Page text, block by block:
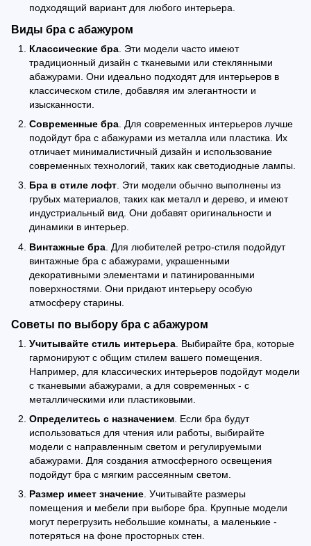
подходящий вариант для любого интерьера.
Виды бра с абажуром
Классические бра . Эти модели часто имеют
традиционный дизайн с тканевыми или стеклянными
абажурами. Они идеально подходят для интерьеров в
классическом стиле, добавляя им элегантности и
изысканности.
Современные бра . Для современных интерьеров лучше
подойдут бра с абажурами из металла или пластика. Их
отличает минималистичный дизайн и использование
современных технологий, таких как светодиодные лампы.
Бра в стиле лофт. Эти модели обычно выполнены из
грубых материалов, таких как металл и дерево, и имеют
индустриальный вид. Они добавят оригинальности и
динамики в интерьер.
Винтажные бра . Для любителей ретро-стиля подойдут
винтажные бра с абажурами, украшенными
декоративными элементами и патинированными
поверхностями. Они придают интерьеру особую
атмосферу старины.
Советы по выбору бра с абажуром
Учитывайте стиль интерьера . Выбирайте бра, которые
гармонируют с общим стилем вашего помещения.
Например, для классических интерьеров подойдут модели
с тканевыми абажурами, а для современных - с
металлическими или пластиковыми.
Определитесь с назначением . Если бра будут
использоваться для чтения или работы, выбирайте
модели с направленным светом и регулируемыми
абажурами. Для создания атмосферного освещения
подойдут бра с мягким рассеянным светом.
Размер имеет значение. Учитывайте размеры
помещения и мебели при выборе бра. Крупные модели
могут перегрузить небольшие комнаты, а маленькие -
потеряться на фоне просторных стен.